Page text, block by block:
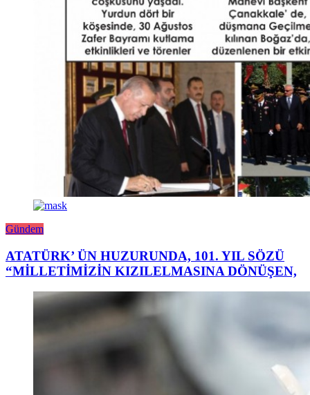
Gündem
ATATÜRK’ ÜN HUZURUNDA, 101. YIL SÖZÜ
“MİLLETİMİZİN KIZILELMASINA DÖNÜŞEN,